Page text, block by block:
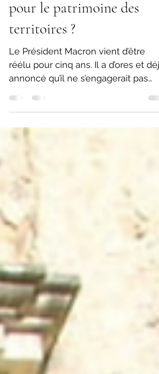
Nouveau quinquennat : et
maintenant quel avenir
pour le patrimoine des
territoires ?
Le Président Macron vient d’être
dans la continuité de son...